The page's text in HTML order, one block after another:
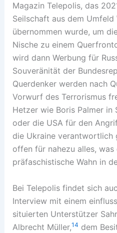
Magazin Telepolis, das
Seilschaft aus dem Umfeld
übernommen wurde, um
Nische zu einem
wird dann Werbung für
Souveränität der
Querdenker werden nach
Vorwurf des Terrorismus
Hetzer wie Boris Palmer in
oder die USA für den
die Ukraine verantwortlich
offen für nahezu alles,
präfaschistische Wahn in
Bei Telepolis findet sich
Interview mit einem
situierten Unterstützer
Albrecht Müller,14 dem